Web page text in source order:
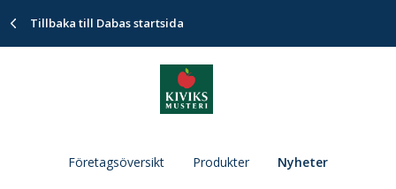
Tillbaka till Dabas startsida
Företagsöversikt Produkter Nyheter